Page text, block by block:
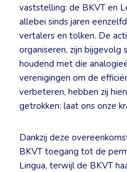
vaststelling: de BKVT en
allebei sinds jaren
vertalers en tolken. De
organiseren, zijn bijgevolg
houdend met die
verenigingen om de
verbeteren, hebben zij
getrokken: laat ons onze
Dankzij deze
BKVT toegang tot de
Lingua, terwijl de BKVT